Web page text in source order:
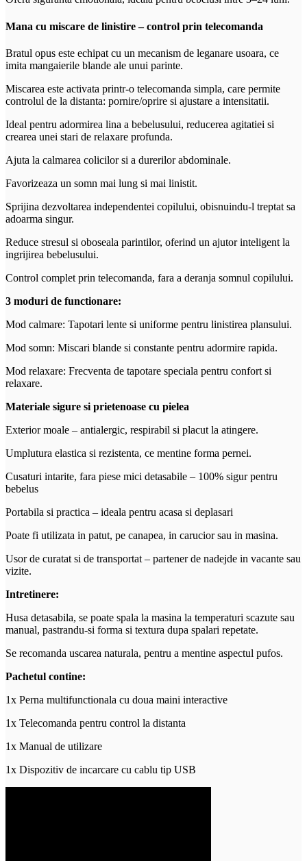
Mana cu miscare de linistire – control prin telecomanda
Bratul opus este echipat cu un mecanism de leganare usoara, ce
imita mangaierile blande ale unui parinte.
Miscarea este activata printr-o telecomanda simpla, care permite
controlul de la distanta: pornire/oprire si ajustare a intensitatii.
Ideal pentru adormirea lina a bebelusului, reducerea agitatiei si
crearea unei stari de relaxare profunda.
Ajuta la calmarea colicilor si a durerilor abdominale.
Favorizeaza un somn mai lung si mai linistit.
Sprijina dezvoltarea independentei copilului, obisnuindu-l treptat sa
adoarma singur.
Reduce stresul si oboseala parintilor, oferind un ajutor inteligent la
ingrijirea bebelusului.
Control complet prin telecomanda, fara a deranja somnul copilului.
3 moduri de functionare:
Mod calmare: Tapotari lente si uniforme pentru linistirea plansului.
Mod somn: Miscari blande si constante pentru adormire rapida.
Mod relaxare: Frecventa de tapotare speciala pentru confort si
relaxare.
Materiale sigure si prietenoase cu pielea
Exterior moale – antialergic, respirabil si placut la atingere.
Umplutura elastica si rezistenta, ce mentine forma pernei.
Cusaturi intarite, fara piese mici detasabile – 100% sigur pentru
bebelus
Portabila si practica – ideala pentru acasa si deplasari
Poate fi utilizata in patut, pe canapea, in carucior sau in masina.
Usor de curatat si de transportat – partener de nadejde in vacante sau
vizite.
Intretinere:
Husa detasabila, se poate spala la masina la temperaturi scazute sau
manual, pastrandu-si forma si textura dupa spalari repetate.
Se recomanda uscarea naturala, pentru a mentine aspectul pufos.
Pachetul contine:
1x Perna multifunctionala cu doua maini interactive
1x Telecomanda pentru control la distanta
1x Manual de utilizare
1x Dispozitiv de incarcare cu cablu tip USB